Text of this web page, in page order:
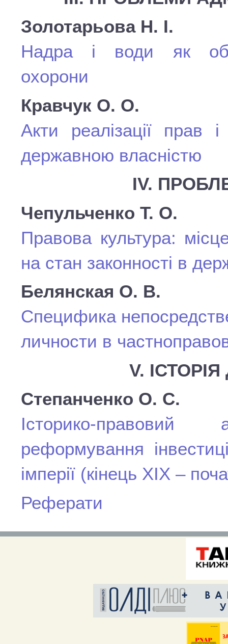
Золотарьова Н. І.
Надра і води як
охорони
Кравчук О. О.
Акти реалізації прав
державною власністю
ІV.
Чепульченко Т. О.
Правова культура:
на стан законності в
Белянская О. В.
Специфика
личности в
V.
Степанченко О. С.
Історико-
реформування
імперії (кінець ХІХ –
Реферати